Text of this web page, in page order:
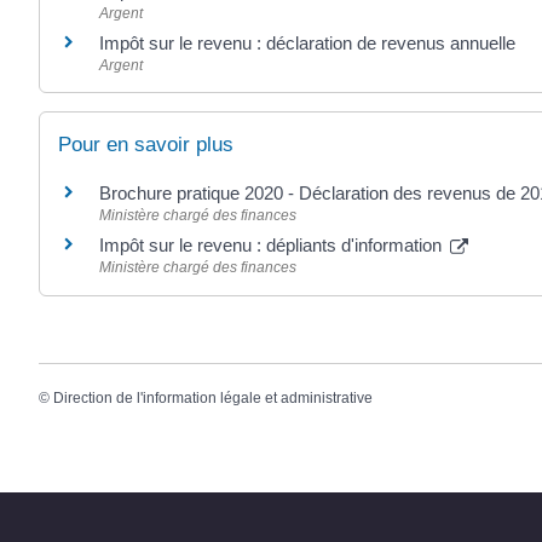
Argent
Impôt sur le revenu : déclaration de revenus annuelle
Argent
Pour en savoir plus
Brochure pratique 2020 - Déclaration des revenus de
Ministère chargé des finances
Impôt sur le revenu : dépliants d'information
Ministère chargé des finances
© Direction de l'information légale et administrative